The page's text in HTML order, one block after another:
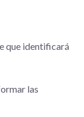
que identificará
las